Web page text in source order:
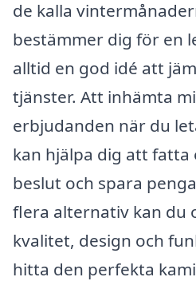
de kalla
bestämmer dig för en
alltid en god idé att
tjänster. Att inhämta
erbjudanden när du
kan hjälpa dig att
beslut och spara
flera alternativ kan du
kvalitet, design och
hitta den perfekta